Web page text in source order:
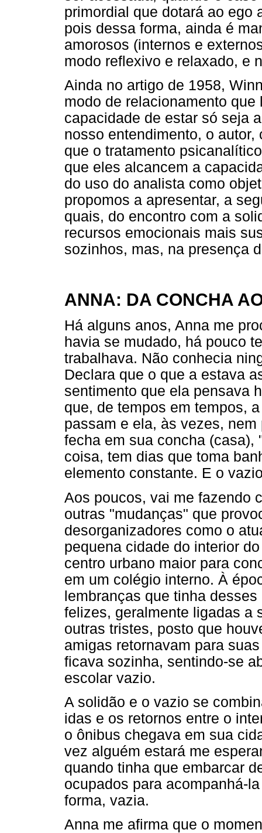
primordial que dotará ao ego
pois dessa forma, ainda é
amorosos (internos e
modo reflexivo e relaxado, e
Ainda no artigo de 1958,
modo de relacionamento
capacidade de estar só seja
nosso entendimento, o
que o tratamento
que eles alcancem a
do uso do analista como
propomos a apresentar, a
quais, do encontro com a
recursos emocionais mais
sozinhos, mas, na presença
ANNA: DA CONCHA
Há alguns anos, Anna me
havia se mudado, há pouco
trabalhava. Não conhecia
Declara que o que a estava
sentimento que ela pensava
que, de tempos em tempos,
passam e ela, às vezes,
fecha em sua concha
coisa, tem dias que toma
elemento constante. E o
Aos poucos, vai me fazendo
outras "mudanças" que
desorganizadores como o
pequena cidade do interior
centro urbano maior para
em um colégio interno. À
lembranças que tinha
felizes, geralmente ligadas a
outras tristes, posto que
amigas retornavam para
ficava sozinha, sentindo-se
escolar vazio.
A solidão e o vazio se
idas e os retornos entre o
o ônibus chegava em sua
vez alguém estará me
quando tinha que embarcar
ocupados para acompanhá-
forma, vazia.
Anna me afirma que o